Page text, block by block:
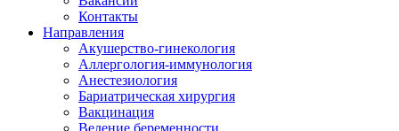
Контакты
Направления
Акушерство-гинекология
Аллергология-иммунология
Анестезиология
Бариатрическая хирургия
Вакцинация
Ведение беременности